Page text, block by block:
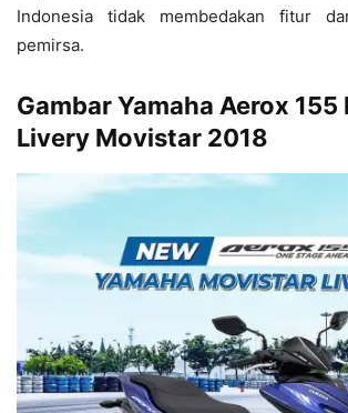
Indonesia tidak membedakan fitur
pemirsa.
Gambar Yamaha Aerox 155
Livery Movistar 2018